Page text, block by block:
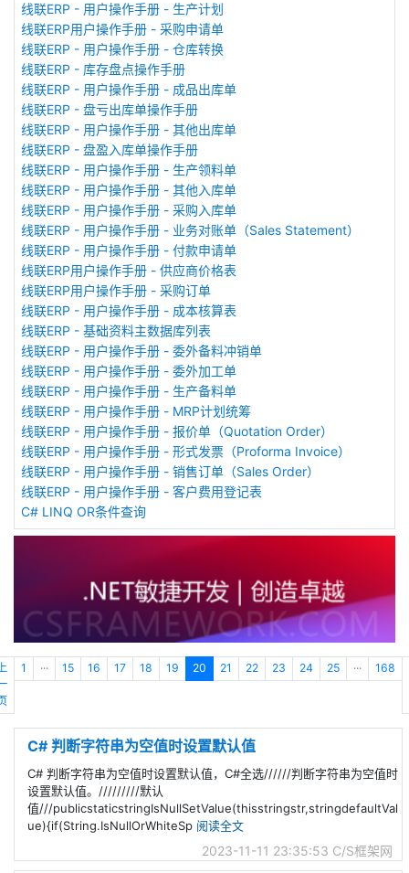
线联ERP - 用户操作手册 - 生产计划
线联ERP用户操作手册 - 采购申请单
线联ERP - 用户操作手册 - 仓库转换
线联ERP - 库存盘点操作手册
线联ERP - 用户操作手册 - 成品出库单
线联ERP - 盘亏出库单操作手册
线联ERP - 用户操作手册 - 其他出库单
线联ERP - 盘盈入库单操作手册
线联ERP - 用户操作手册 - 生产领料单
线联ERP - 用户操作手册 - 其他入库单
线联ERP - 用户操作手册 - 采购入库单
线联ERP - 用户操作手册 - 业务对账单（Sales Statement）
线联ERP - 用户操作手册 - 付款申请单
线联ERP用户操作手册 - 供应商价格表
线联ERP用户操作手册 - 采购订单
线联ERP - 用户操作手册 - 成本核算表
线联ERP - 基础资料主数据库列表
线联ERP - 用户操作手册 - 委外备料冲销单
线联ERP - 用户操作手册 - 委外加工单
线联ERP - 用户操作手册 - 生产备料单
线联ERP - 用户操作手册 - MRP计划统筹
线联ERP - 用户操作手册 - 报价单（Quotation Order）
线联ERP - 用户操作手册 - 形式发票（Proforma Invoice）
线联ERP - 用户操作手册 - 销售订单（Sales Order）
线联ERP - 用户操作手册 - 客户费用登记表
C# LINQ OR条件查询
1 ··· 15 16 17 18 19 20 21 22 23 24 25 ··· 168
C# 判断字符串为空值时设置默认值
C# 判断字符串为空值时设置默认值，C#全选//////判断字符串为空值时
设置默认值。/////////默认
值///publicstaticstringIsNullSetValue(thisstringstr,stringdefaultVal
ue){if(String.IsNullOrWhiteSp 阅读全文
2023-11-11 23:35:53 C/S框架网